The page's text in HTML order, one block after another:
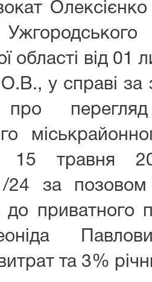
області від 01
О.В., у справі
про
15 травня
за позовом
до приватного
та 3%